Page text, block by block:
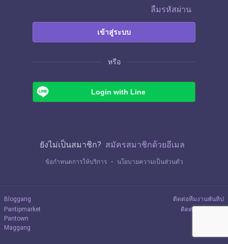
ลืมรหัสผ่าน
เข้าสู่ระบบ
หรือ
Login with Line
ยังไม่เป็นสมาชิก? สมัครสมาชิกด้วยอีเมล
ข้อกำหนดการให้บริการ ・ นโยบายความเป็นส่วนตัว
Bloggang
Pantipmarket
Pantown
Maggang
ติดต่อทีมงานพันทิป
ติดต่อลงโฆษณา